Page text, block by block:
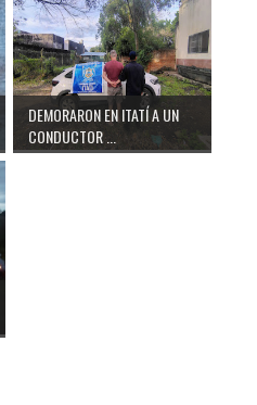
DEMORARON EN ITATÍ A UN
CONDUCTOR ...